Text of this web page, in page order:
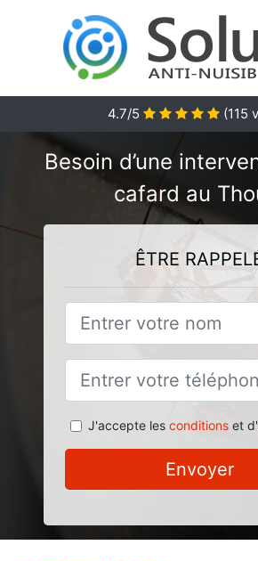
4.7/5 (115
Besoin d’une
cafard au
ÊTRE
J'accepte les conditionset
Envoyer